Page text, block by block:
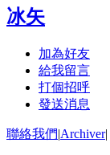
冰矢
加為好友
給我留言
打個招呼
發送消息
聯絡我們|Archiver|